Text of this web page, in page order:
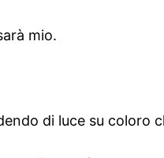
mio.
di luce su coloro